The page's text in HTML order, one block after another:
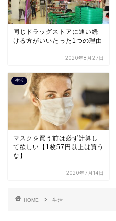
同じドラッグストアに通い続
ける方がいいたった1つの理由
2020年8月27日
生活
マスクを買う前は必ず計算し
て欲しい【1枚57円以上は買う
な】
2020年7月14日
HOME 生活